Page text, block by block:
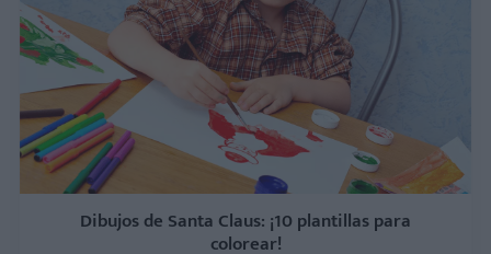
Dibujos de Santa Claus: ¡10 plantillas para
colorear!